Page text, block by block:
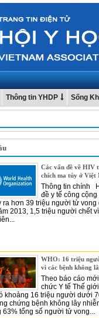
Thông tin YHDP Sống
Các vấn đề về HIV
chích ma túy ở Việt
Thông tin chính
đề y tế công
ra hơn 39 triệu người tử vong
2013, 1,5 triệu người chết
WHO: 16 triệu
vì các bệnh không
Theo báo cáo
chức Y tế Thế
khoảng 16 triệu người dưới
chứng bệnh không lây
63% tổng số người tử vong...